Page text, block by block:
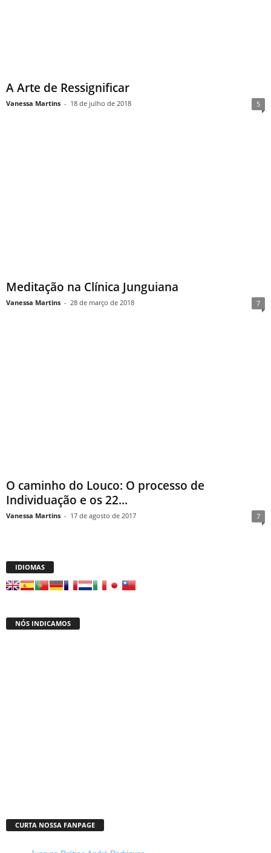
A Arte de Ressignificar
Vanessa Martins - 18 de julho de 2018 5
Meditação na Clínica Junguiana
Vanessa Martins - 28 de março de 2018 7
O caminho do Louco: O processo de
Individuação e os 22...
Vanessa Martins - 17 de agosto de 2017 7
IDIOMAS
NÓS INDICAMOS
CURTA NOSSA FANPAGE